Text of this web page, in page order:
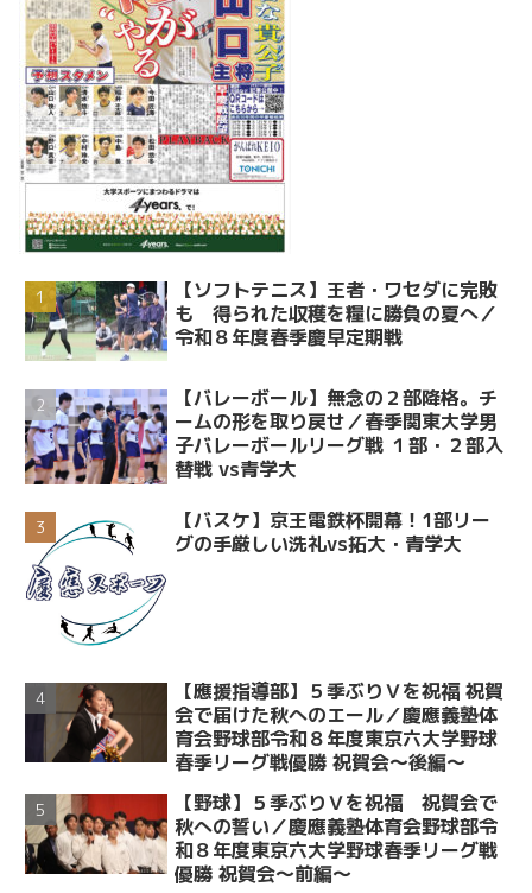
【ソフトテニス】王者・ワセダに完敗
も 得られた収穫を糧に勝負の夏へ／
令和８年度春季慶早定期戦
【バレーボール】無念の２部降格。チ
ームの形を取り戻せ／春季関東大学男
子バレーボールリーグ戦 １部・２部入
替戦 vs青学大
【バスケ】京王電鉄杯開幕！1部リー
グの手厳しい洗礼vs拓大・青学大
【應援指導部】５季ぶりＶを祝福 祝賀
会で届けた秋へのエール／慶應義塾体
育会野球部令和８年度東京六大学野球
春季リーグ戦優勝 祝賀会～後編～
【野球】５季ぶりＶを祝福 祝賀会で
秋への誓い／慶應義塾体育会野球部令
和８年度東京六大学野球春季リーグ戦
優勝 祝賀会～前編～